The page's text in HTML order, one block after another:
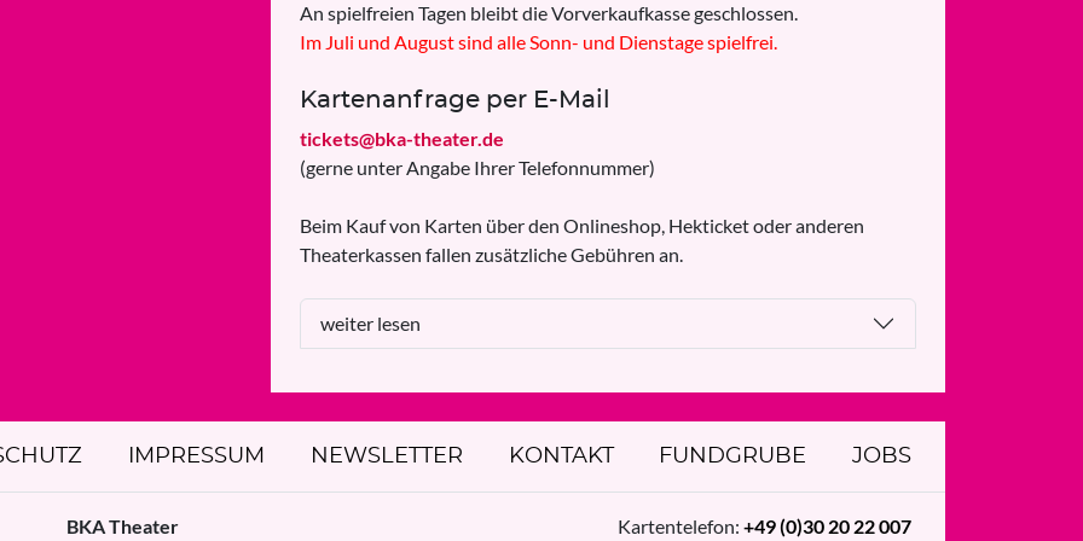
An spielfreien Tagen bleibt die Vorverkaufkasse geschlossen.
Im Juli und August sind alle Sonn- und Dienstage spielfrei.
Kartenanfrage per E-Mail
tickets@bka-theater.de
(gerne unter Angabe Ihrer Telefonnummer)
Beim Kauf von Karten über den Onlineshop, Hekticket oder anderen
Theaterkassen fallen zusätzliche Gebühren an.
weiter lesen
IMPRESSUM NEWSLETTER KONTAKT FUNDGRUBE JOBS
BKA Theater Kartentelefon: +49 (0)30 20 22 007